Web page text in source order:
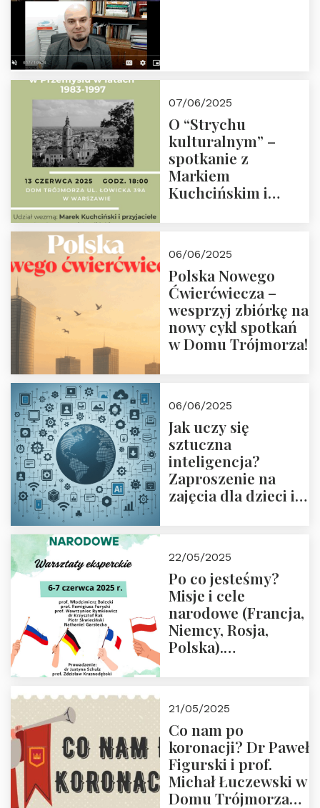
07/06/2025
O “Strychu
kulturalnym” –
spotkanie z
Markiem
Kuchcińskim i
18:00
06/06/2025
Polska Nowego
Ćwierćwiecza –
wesprzyj zbiórkę na
nowy cykl spotkań
w Domu Trójmorza!
06/06/2025
Jak uczy się
sztuczna
inteligencja?
Zaproszenie na
zajęcia dla dzieci i
22/05/2025
Po co jesteśmy?
Misje i cele
narodowe (Francja,
Niemcy, Rosja,
Polska).
Zapraszamy do
zapisów.
21/05/2025
Co nam po
koronacji? Dr Paweł
Figurski i prof.
Michał Łuczewski w
Domu Trójmorza